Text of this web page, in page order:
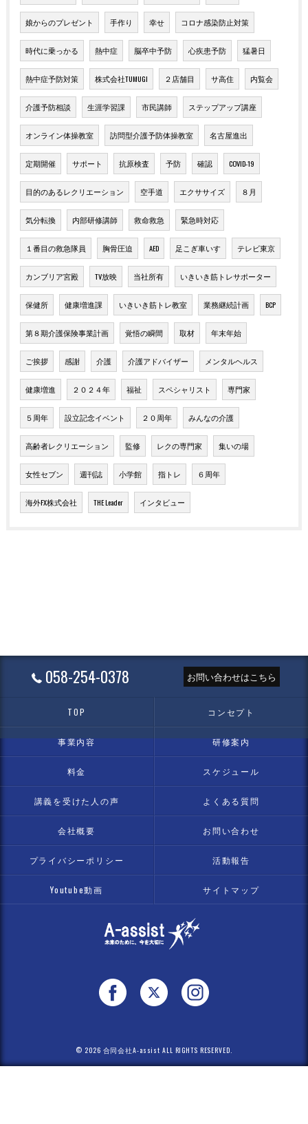
娘からのプレゼント 手作り 幸せ コロナ感染防止対策
時代に乗っかる 熱中症 脳卒中予防 心疾患予防 猛暑日
熱中症予防対策 株式会社TUMUGI ２店舗目 サ高住 内覧会
介護予防相談 生涯学習課 市民講師 ステップアップ講座
オンライン体操教室 訪問型介護予防体操教室 名古屋進出
定期開催 サポート 抗原検査 予防 確認 COVID-19
目的のあるレクリエーション 空手道 エクササイズ ８月
気分転換 内部研修講師 救命救急 緊急時対応
１番目の救急隊員 胸骨圧迫 AED 足こぎ車いす テレビ東京
カンブリア宮殿 TV放映 当社所有 いきいき筋トレサポーター
保健所 健康増進課 いきいき筋トレ教室 業務継続計画 BCP
第８期介護保険事業計画 覚悟の瞬間 取材 年末年始
ご挨拶 感謝 介護 介護アドバイザー メンタルヘルス
健康増進 ２０２４年 福祉 スペシャリスト 専門家
５周年 設立記念イベント ２０周年 みんなの介護
高齢者レクリエーション 監修 レクの専門家 集いの場
女性セブン 週刊誌 小学館 指トレ ６周年
海外FX株式会社 THE Leader インタビュー
058-254-0378 お問い合わせはこちら
TOP コンセプト
事業内容 研修案内
料金 スケジュール
講義を受けた人の声 よくある質問
会社概要 お問い合わせ
プライバシーポリシー 活動報告
Youtube動画 サイトマップ
© 2026 合同会社A-assist ALL RIGHTS RESERVED.